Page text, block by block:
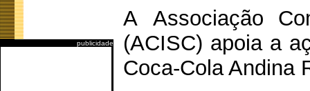
publicidade
A Associação
(ACISC) apoia a
Coca-Cola Andina